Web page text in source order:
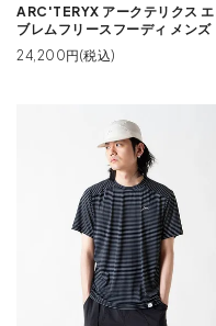
ARC'TERYX アークテリクス
ブレムフリースフーディ メンズ
24,200円(税込)